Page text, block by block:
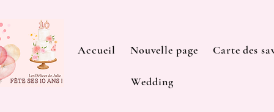
Accueil Nouvelle page Carte des
Wedding